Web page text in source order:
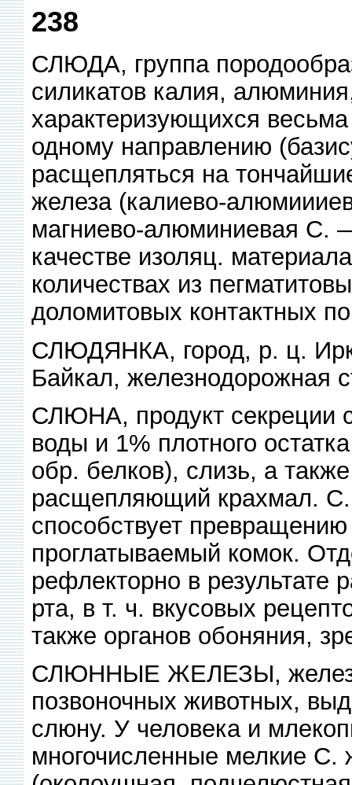
238
СЛЮДА, группа
силикатов калия,
характеризующихся
одному направлению
расщепляться на
железа (калиево-
магниево-алюминиевая С.
качестве изоляц.
количествах из
доломитовых контактных
СЛЮДЯНКА, город, р. ц.
Байкал, железнодорожная
СЛЮНА, продукт секреции
воды и 1% плотного
обр. белков), слизь, а
расщепляющий крахмал.
способствует превращению
проглатываемый комок.
рефлекторно в результате
рта, в т. ч. вкусовых
также органов обоняния,
СЛЮННЫЕ ЖЕЛЕЗЫ,
позвоночных животных,
слюну. У человека и
многочисленные мелкие